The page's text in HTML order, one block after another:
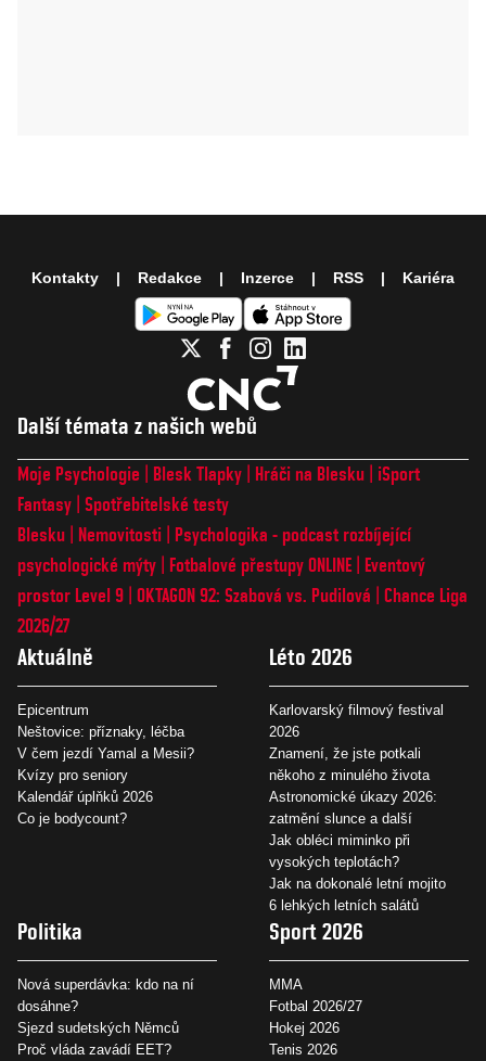
Další témata z našich webů
Moje Psychologie Blesk Tlapky Hráči na Blesku
iSport
Fantasy Spotřebitelské testy
Blesku
Nemovitosti
Psychologika - podcast rozbíjející
psychologické mýty
Fotbalové přestupy ONLINE
Eventový
prostor Level 9 OKTAGON 92: Szabová vs. Pudilová
Chance Liga
2026/27
Aktuálně
Epicentrum
Neštovice: příznaky, léčba
V čem jezdí Yamal a Mesii?
Kvízy pro seniory
Kalendář úplňků 2026
Co je bodycount?
Léto 2026
Karlovarský filmový festival
2026
Znamení, že jste potkali
někoho z minulého života
Astronomické úkazy 2026:
zatmění slunce a další
Jak obléci miminko při
vysokých teplotách?
Jak na dokonalé letní mojito
6 lehkých letních salátů
Politika
Nová superdávka: kdo na ní
dosáhne?
Sjezd sudetských Němců
Proč vláda zavádí EET?
Sport 2026
MMA
Fotbal 2026/27
Hokej 2026
Tenis 2026
Kontakty Redakce Inzerce RSS Kariéra